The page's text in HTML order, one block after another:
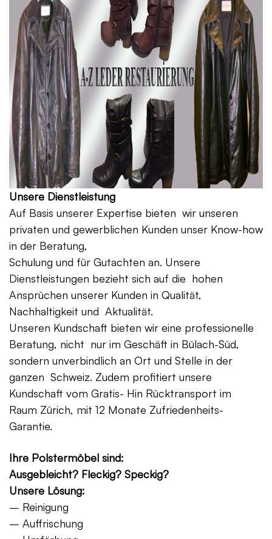
Unsere Dienstleistung
Auf Basis unserer Expertise bieten wir unseren
privaten und gewerblichen Kunden unser Know-how
in der Beratung,
Schulung und für Gutachten an. Unsere
Dienstleistungen bezieht sich auf die hohen
Ansprüchen unserer Kunden in Qualität,
Nachhaltigkeit und Aktualität.
Unseren Kundschaft bieten wir eine professionelle
Beratung, nicht nur im Geschäft in Bülach-Süd,
sondern unverbindlich an Ort und Stelle in der
ganzen Schweiz. Zudem profitiert unsere
Kundschaft vom Gratis- Hin Rücktransport im
Raum Zürich, mit 12 Monate Zufriedenheits-
Garantie.
Ihre Polstermöbel sind:
Ausgebleicht? Fleckig? Speckig?
Unsere Lösung:
– Reinigung
– Auffrischung